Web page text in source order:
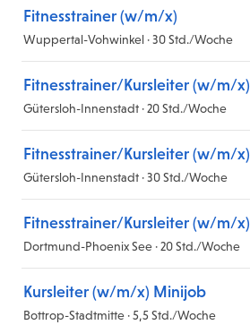
Fitnesstrainer (w/m/x)
Wuppertal-Vohwinkel · 30 Std./Woche
Fitnesstrainer/Kursleiter (w/m/x)
Gütersloh-Innenstadt · 20 Std./Woche
Fitnesstrainer/Kursleiter (w/m/x)
Gütersloh-Innenstadt · 30 Std./Woche
Fitnesstrainer/Kursleiter (w/m/x)
Dortmund-Phoenix See · 20 Std./Woche
Kursleiter (w/m/x) Minijob
Bottrop-Stadtmitte · 5,5 Std./Woche